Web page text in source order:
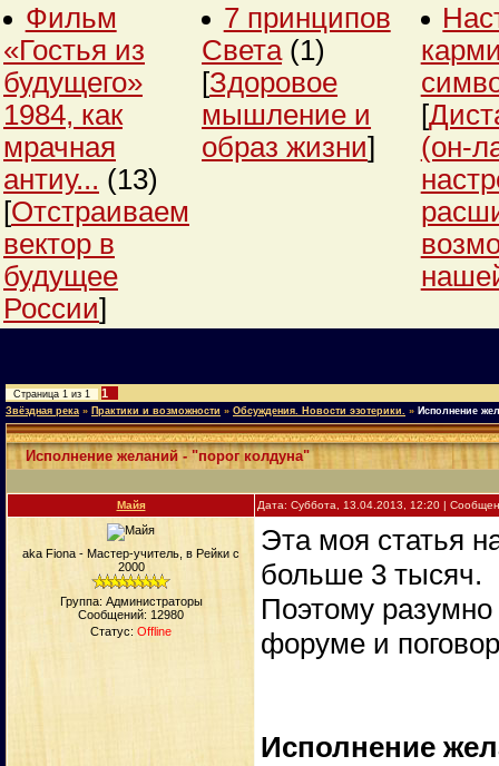
Фильм
«Гостья из
будущего»
1984, как
мрачная
антиу... (13)
[Отстраиваем
вектор в
будущее
России]
7 принципов
Света (1)
[Здоровое
мышление и
образ жизни]
[
(он-
Страница 1 из 1 1
Звёздная река » Практики и возможности » Обсуждения. Новости эзотерики. » Исполнение
Исполнение желаний - "порог колдуна"
Майя Дата: Суббота, 13.04.2013, 12:20 |
aka Fiona - Мастер-учитель, в Рейки с
2000
Группа: Администраторы
Сообщений: 12980
Статус: Offline
Эта моя статья
больше 3 тысяч.
Поэтому
форуме и
Исполнение